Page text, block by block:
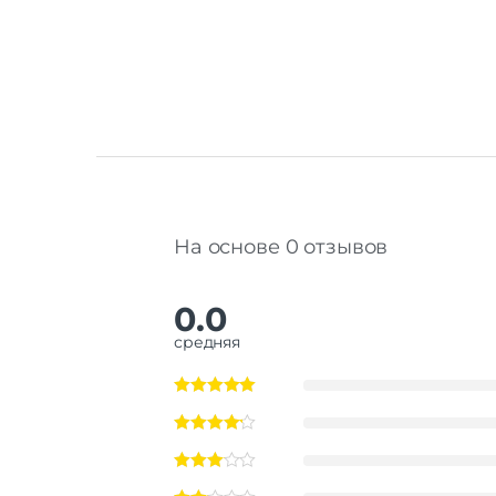
На основе 0 отзывов
0.0
средняя